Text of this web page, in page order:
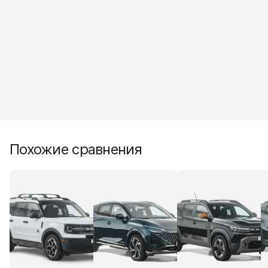
Похожие сравнения